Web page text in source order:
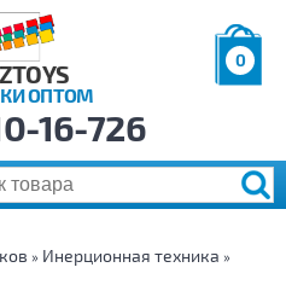
ОПТОМ
0
р.
16-726
» Инерционная техника »